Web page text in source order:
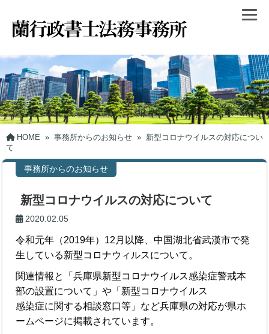
HOME » 事務所からのお知らせ » 新型コロナウイルスの対応につい
て
事務所からのお知らせ
新型コロナウイルスの対応について
2020.02.05
令和元年（2019年）12月以降、中国湖北省武漢市で発
生している新型コロナウィルスについて。
関連情報と「兵庫県新型コロナウイルス感染症警戒本
部の設置について」や「新型コロナウイルス
感染症に関する相談窓口等」など兵庫県の対応が県ホ
ームページに掲載されています。